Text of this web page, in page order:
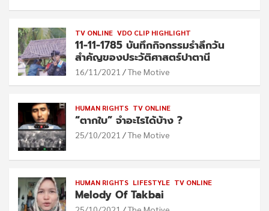
TV ONLINE VDO CLIP HIGHLIGHT
11-11-1785 บันทึกกิจกรรมรำลึกวัน
สำคัญของประวัติศาสตร์ปาตานี
16/11/2021 The Motive
HUMAN RIGHTS TV ONLINE
“ตากใบ” จำอะไรได้บ้าง ?
25/10/2021 The Motive
HUMAN RIGHTS LIFESTYLE TV ONLINE
Melody Of Takbai